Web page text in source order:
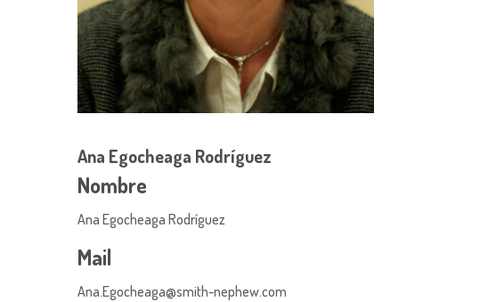
Ana Egocheaga Rodríguez
Nombre
Ana Egocheaga Rodríguez
Mail
Ana.Egocheaga@smith-nephew.com